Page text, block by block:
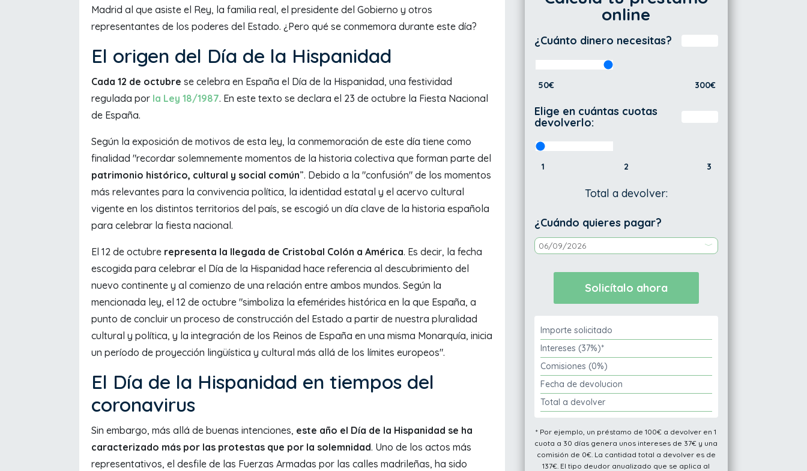
Madrid al que asiste el Rey, la familia real, el presidente del Gobierno y otros
representantes de los poderes del Estado. ¿Pero qué se conmemora durante este día?
El origen del Día de la Hispanidad
Cada 12 de octubre se celebra en España el Día de la Hispanidad, una festividad
regulada por la Ley 18/1987. En este texto se declara el 23 de octubre la Fiesta Nacional
de España.
Según la exposición de motivos de esta ley, la conmemoración de este día tiene como
finalidad "recordar solemnemente momentos de la historia colectiva que forman parte del
patrimonio histórico, cultural y social común”. Debido a la "confusión" de los momentos
más relevantes para la convivencia política, la identidad estatal y el acervo cultural
vigente en los distintos territorios del país, se escogió un día clave de la historia española
para celebrar la fiesta nacional.
El 12 de octubre representa la llegada de Cristobal Colón a América. Es decir, la fecha
escogida para celebrar el Día de la Hispanidad hace referencia al descubrimiento del
nuevo continente y al comienzo de una relación entre ambos mundos. Según la
mencionada ley, el 12 de octubre "simboliza la efemérides histórica en la que España, a
punto de concluir un proceso de construcción del Estado a partir de nuestra pluralidad
cultural y política, y la integración de los Reinos de España en una misma Monarquía, inicia
un período de proyección lingüística y cultural más allá de los límites europeos".
El Día de la Hispanidad en tiempos del
coronavirus
Sin embargo, más allá de buenas intenciones, este año el Día de la Hispanidad se ha
caracterizado más por las protestas que por la solemnidad. Uno de los actos más
representativos, el desfile de las Fuerzas Armadas por las calles madrileñas, ha sido
online
¿Cuánto dinero necesitas?
50€ 300€
Elige en cuántas cuotas
devolverlo:
1 2 3
Total a devolver:
¿Cuándo quieres pagar?
Importe solicitado
Intereses (37%)*
Comisiones (0%)
Fecha de devolucion
Total a devolver
* Por ejemplo, un préstamo de 100€ a devolver en 1
cuota a 30 días genera unos intereses de 37€ y una
comisión de 0€. La cantidad total a devolver es de
137€. El tipo deudor anualizado que se aplica al